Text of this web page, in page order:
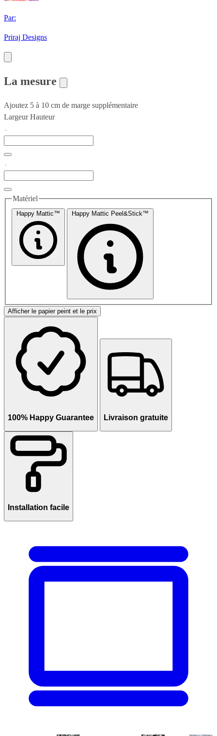
Par:
Priraj Designs
La mesure
Ajoutez 5 à 10 cm de marge supplémentaire
Largeur Hauteur
Matériel
Happy Mattic™ Happy Mattic Peel&Stick™
Afficher le papier peint et le prix
100% Happy Guarantee Livraison gratuite
Installation facile